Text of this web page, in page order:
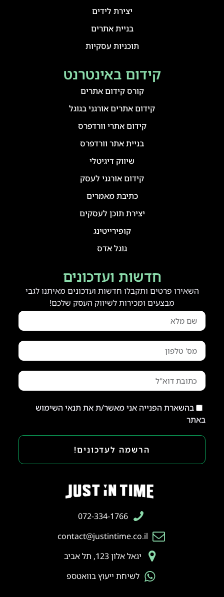
072-334-1766
contact@justintime.co.il
יגאל אלון 123, תל אביב
לשיחת ייעוץ בוואטספ
חדשות ועדכונים
השאירו פרטים ותקבלו חדשות ועדכונים מאיתנו לגבי
מבצעים ומכירות לשיווק העסק שלכם!
בהשארת הפנייה אני מאשר/ת את תנאי השימוש
באתר
הרשמה לעדכונים!
קידום באינטרנט
קורס קידום אתרים
קידום אתרים אורגני בגוגל
קידום אתרי וורדפרס
בניית אתר וורדפרס
שיווק דיגיטלי
קידום אורגני לעסק
כתיבת מאמרים
יצירת תוכן לעסקים
קופירייטינג
גוגל אדס
יצירת לידים
בניית אתרים
תוכניות עסקיות